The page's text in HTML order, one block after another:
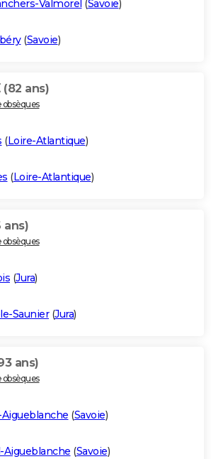
Valmorel (Savoie)
(Savoie)
(82 ans)
(Loire-Atlantique)
(Loire-Atlantique)
ans)
(Jura)
Saunier(Jura)
ans)
Aigueblanche (Savoie)
Aigueblanche (Savoie)